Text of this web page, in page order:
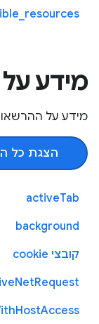
מידע
מידע על
הצגת כל
activeTab
background
קובצי cookie